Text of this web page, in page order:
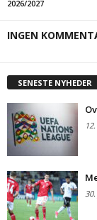
2026/2027
INGEN
SENESTE NYHEDER